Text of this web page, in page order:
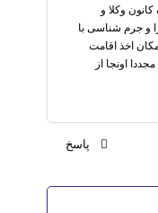
وکلا و
و جرم شناسی با
اخذ اقامت
اونجا از
پاسخ